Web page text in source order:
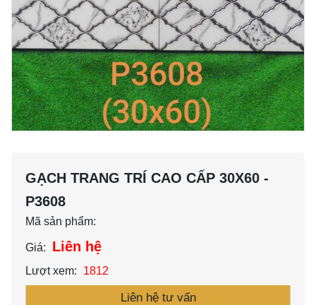
GẠCH TRANG TRÍ CAO CẤP 30X60 -
P3608
Mã sản phẩm:
Giá: Liên hệ
Lượt xem: 1812
Liên hệ tư vấn